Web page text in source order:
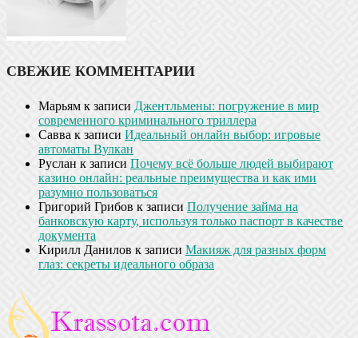
СВЕЖИЕ КОММЕНТАРИИ
Марьям к записи Джентльмены: погружение в мир
современного криминального триллера
Савва к записи Идеальный онлайн выбор: игровые
автоматы Вулкан
Руслан к записи Почему всё больше людей выбирают
казино онлайн: реальные преимущества и как ими
разумно пользоваться
Григорий Грибов к записи Получение займа на
банковскую карту, используя только паспорт в качестве
документа
Кирилл Данилов к записи Макияж для разных форм
глаз: секреты идеального образа